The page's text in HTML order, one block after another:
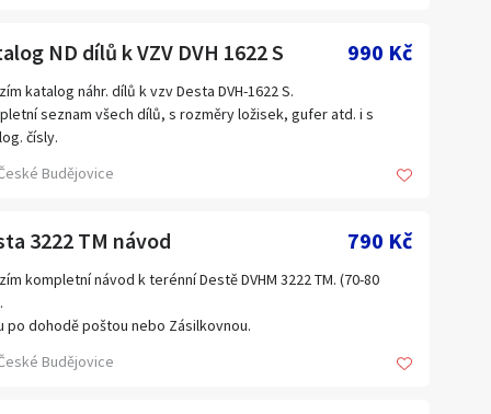
Liberecký kraj
Olomoucký kraj
Plzeňský kraj
je jednička na trhu a záruka kvality.
ND dílů k VZV DVH 1622 S 990 Kč
katalog náhr. dílů k vzv Desta DVH-1622 S.
seznam všech dílů, s rozměry ložisek, gufer atd. i s
čísly.
po dohodě poštou nebo Zásilkovnou
Budějovice
3222 TM návod 790 Kč
kompletní návod k terénní Destě DVHM 3222 TM. (70-80
po dohodě poštou nebo Zásilkovnou.
Budějovice